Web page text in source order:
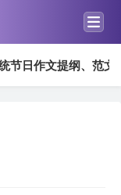
节日作文提纲、范文